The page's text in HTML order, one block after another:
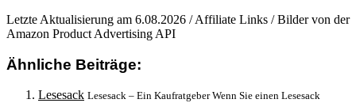
Letzte Aktualisierung am 6.08.2026 / Affiliate Links / Bilder von der
Amazon Product Advertising API
Ähnliche Beiträge:
Lesesack Lesesack – Ein Kaufratgeber Wenn Sie einen Lesesack